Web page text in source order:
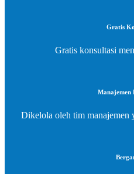
Gratis
Gratis konsultasi
Manajemen
Dikelola oleh tim manajemen